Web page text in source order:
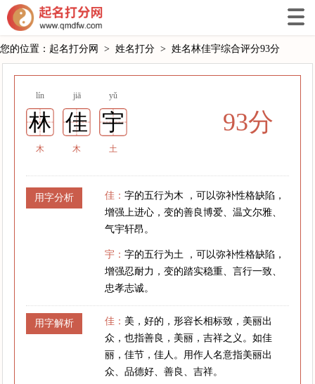
您的位置： 起名打分网 > 姓名打分 > 姓名林佳宇综合评分93分
lín jiā yǔ
林 佳 宇
木 木 土
93分
用字分析 佳：字的五行为木 ，可以弥补性格缺陷，
增强上进心，变的善良博爱、温文尔雅、
气宇轩昂。
宇：字的五行为土 ，可以弥补性格缺陷，
增强忍耐力，变的踏实稳重、言行一致、
忠孝志诚。
用字解析 佳： 美，好的，形容长相标致，美丽出
众，也指善良，美丽，吉祥之义。如佳
丽，佳节，佳人。用作人名意指美丽出
众、品德好、善良、吉祥。